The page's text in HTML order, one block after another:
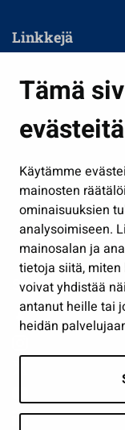
Tämä
evästeitä
Käytämme
mainosten
ominaisuuksien
analysoimiseen.
mainosalan ja
tietoja siitä,
voivat yhdistää
antanut heille tai
heidän
Linkkejä
Kasvatus ja opetus
Kulttuuri ja liikunta
Työ ja yrittäminen
Osallistu ja asioi
Näytä omat
Seuraa meitä